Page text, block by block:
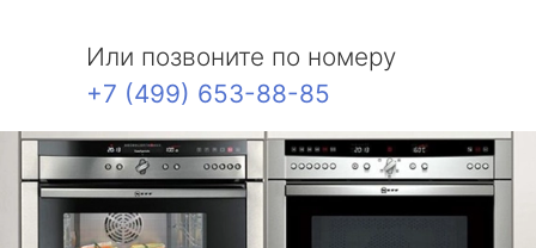
Или позвоните по номеру
+7 (499) 653-88-85